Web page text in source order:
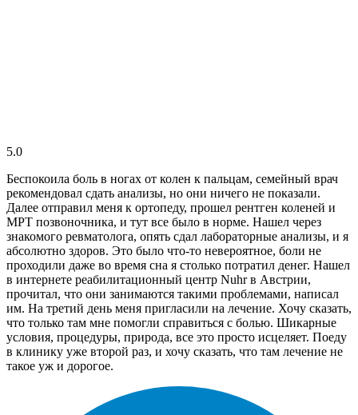
5.0
Беспокоила боль в ногах от колен к пальцам, семейный врач
рекомендовал сдать анализы, но они ничего не показали.
Далее отправил меня к ортопеду, прошел рентген коленей и
МРТ позвоночника, и тут все было в норме. Нашел через
знакомого ревматолога, опять сдал лабораторные анализы, и я
абсолютно здоров. Это было что-то невероятное, боли не
проходили даже во время сна я столько потратил денег. Нашел
в интернете реабилитационный центр Nuhr в Австрии,
прочитал, что они занимаются такими проблемами, написал
им. На третий день меня пригласили на лечение. Хочу сказать,
что только там мне помогли справиться с болью. Шикарные
условия, процедуры, природа, все это просто исцеляет. Поеду
в клинику уже второй раз, и хочу сказать, что там лечение не
такое уж и дорогое.